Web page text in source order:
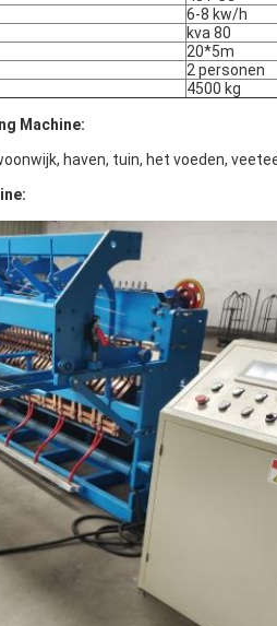
6-8 kw/h
kva 80
20*5m
2 personen
4500 kg
Machine:
haven, tuin, het voeden,